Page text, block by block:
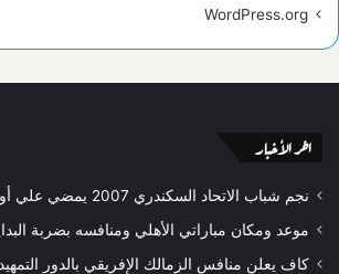
WordPress.org
اخر الأخبار
نجم شباب الاتحاد السكندري 2007 يمضي علي أولي خطوات الإحتراف
موعد ومكان مباراتي الأهلي ومنافسه بضربة
كاف يعلن منافس الزمالك الإفريقي بالدور